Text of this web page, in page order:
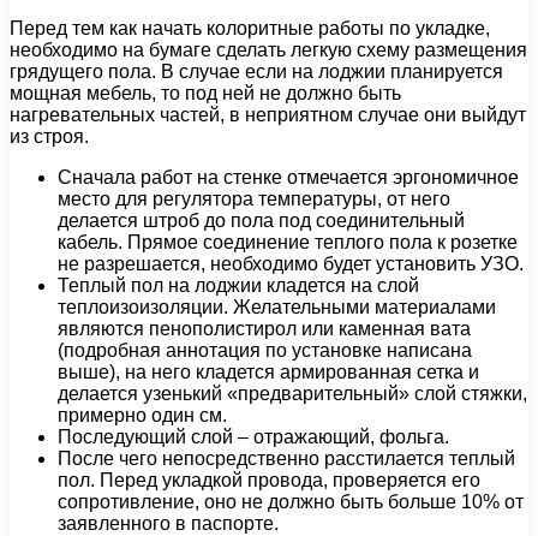
Перед тем как начать колоритные работы по укладке,
необходимо на бумаге сделать легкую схему размещения
грядущего пола. В случае если на лоджии планируется
мощная мебель, то под ней не должно быть
нагревательных частей, в неприятном случае они выйдут
из строя.
Сначала работ на стенке отмечается эргономичное
место для регулятора температуры, от него
делается штроб до пола под соединительный
кабель. Прямое соединение теплого пола к розетке
не разрешается, необходимо будет установить УЗО.
Теплый пол на лоджии кладется на слой
теплоизоизоляции. Желательными материалами
являются пенополистирол или каменная вата
(подробная аннотация по установке написана
выше), на него кладется армированная сетка и
делается узенький «предварительный» слой стяжки,
примерно один см.
Последующий слой – отражающий, фольга.
После чего непосредственно расстилается теплый
пол. Перед укладкой провода, проверяется его
сопротивление, оно не должно быть больше 10% от
заявленного в паспорте.